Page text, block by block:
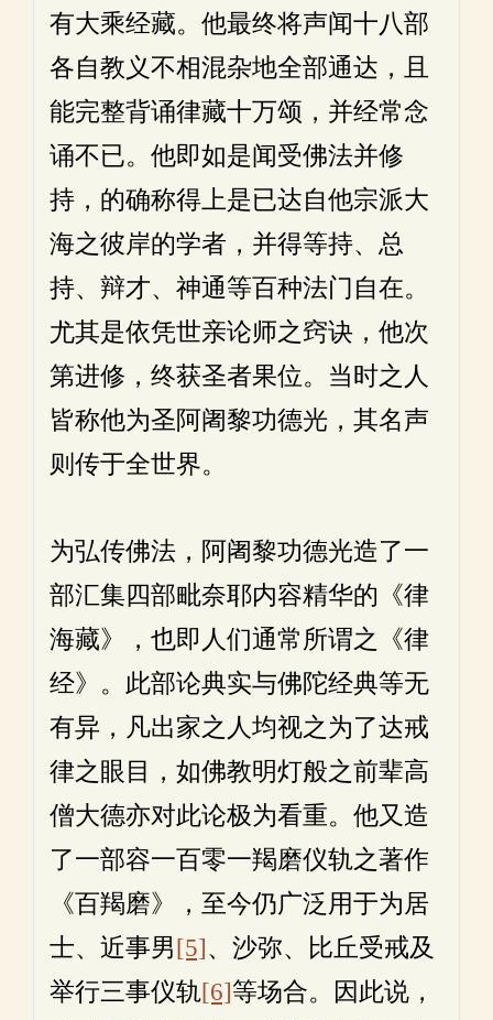
有大乘经藏。他最终将声闻十八部
各自教义不相混杂地全部通达，且
能完整背诵律藏十万颂，并经常念
诵不已。他即如是闻受佛法并修
持，的确称得上是已达自他宗派大
海之彼岸的学者，并得等持、总
持、辩才、神通等百种法门自在。
尤其是依凭世亲论师之窍诀，他次
第进修，终获圣者果位。当时之人
皆称他为圣阿阇黎功德光，其名声
则传于全世界。
为弘传佛法，阿阇黎功德光造了一
部汇集四部毗奈耶内容精华的《律
海藏》，也即人们通常所谓之《律
经》。此部论典实与佛陀经典等无
有异，凡出家之人均视之为了达戒
律之眼目，如佛教明灯般之前辈高
僧大德亦对此论极为看重。他又造
了一部容一百零一羯磨仪轨之著作
《百羯磨》，至今仍广泛用于为居
士、近事男[5]、沙弥、比丘受戒及
举行三事仪轨[6]等场合。因此说，